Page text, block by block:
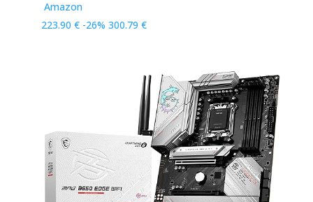
223.90 € -26% 300.79 €